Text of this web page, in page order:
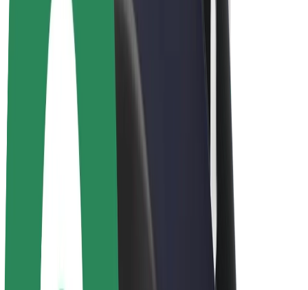
Bolt Plus
Κερδίστε με Bolt
Οδηγοί
Απολαβές οδηγών
Διανομείς
Απολαβές διανομέων
Bolt Εμπόρους Τροφίμων
Στόλοι
Franchises
Εταιρεία
Θέσεις εργασίας
Σχετικά με τη Bolt